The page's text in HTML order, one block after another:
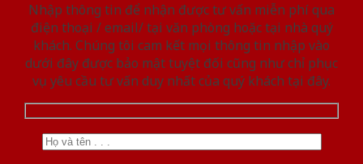
Nhập thông tin để nhận được tư vấn miễn phí qua
điện thoại / email/ tại văn phòng hoặc tại nhà quý
khách. Chúng tôi cam kết mọi thông tin nhập vào
dưới đây được bảo mật tuyệt đối cũng như chỉ phục
vụ yêu cầu tư vấn duy nhất của quý khách tại đây.